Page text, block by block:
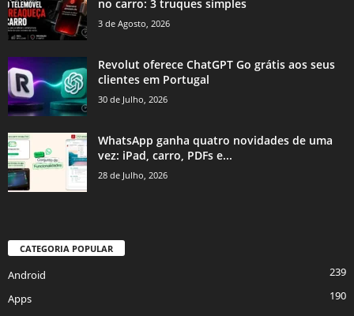
no carro: 3 truques simples
3 de Agosto, 2026
Revolut oferece ChatGPT Go grátis aos seus
clientes em Portugal
30 de Julho, 2026
WhatsApp ganha quatro novidades de uma
vez: iPad, carro, PDFs e...
28 de Julho, 2026
CATEGORIA POPULAR
Android
239
Apps
190